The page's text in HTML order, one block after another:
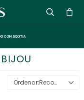
Recomendados